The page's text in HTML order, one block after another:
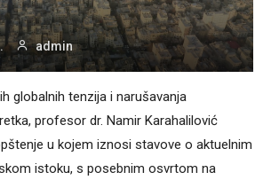
admin
globalnih tenzija i narušavanja
profesor dr. Namir Karahalilović
u kojem iznosi stavove o aktuelnim
istoku, s posebnim osvrtom na